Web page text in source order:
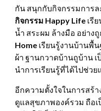
กัน สนุกกับกิจกรรมการ
กิจกรรม Happy Life เรี
น้ำ สระผม ล้างมือ อย่าง
Home เรียนรู้งานบ้านพื้
ผ้า ฐานกวาดบ้านถูบ้าน
นำการเรียนรู้ที่ได้ไปช่ว
อีกความตั้งใจในการสร้
ดูแลสุขภาพองค์รวม ถือ